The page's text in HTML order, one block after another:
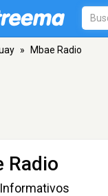
» Mbae Radio
Radio